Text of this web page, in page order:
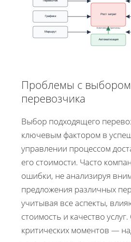
Перевозчик
Графики
Маршрут
Рост затрат
Автоматизация
Ключевые причины
Проблемы с выбором
перевозчика
Выбор подходящего
ключевым фактором в
управлении процессом
его стоимости. Часто
ошибки, не анализируя
предложения различных
учитывая все аспекты,
стоимость и качество
критических моментов —